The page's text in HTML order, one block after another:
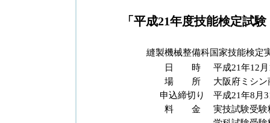
「平成21年度技能検定試
縫製機械整備科国家技能検定
日 時
平成21年12
場 所
大阪府ミシ
申込締切り
平成21年8月
料 金
実技試験受